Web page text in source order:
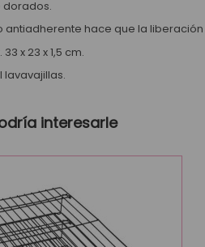
antiadherente hace que la
x 23 x 1,5 cm.
lavavajillas.
interesarle